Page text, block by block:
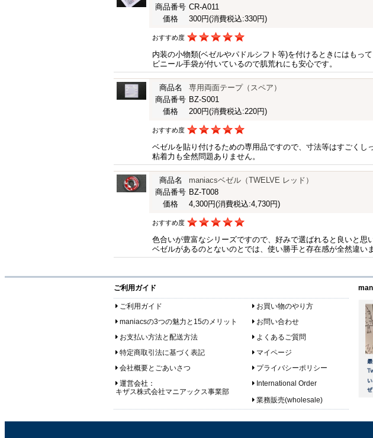
商品番号 CR-A011
価格
300円(消費税込:330円)
おすすめ度
内装の小物類(ベゼルやパドルシフト等)を付けるときにはもって
ビニール手袋が付いているので肌荒れにも安心です。
商品名
専用両面テープ（スペア）
商品番号 BZ-S001
価格
200円(消費税込:220円)
おすすめ度
ベゼルを貼り付けるための専用品ですので、寸法等はすごくし
粘着力も全然問題ありません。
商品名
maniacsベゼル（TWELVE レッド）
商品番号 BZ-T008
価格
4,300円(消費税込:4,730円)
おすすめ度
色合いが豊富なシリーズですので、好みで選ばれると良いと思
ベゼルがあるのとないのとでは、使い勝手と存在感が全然違いま
ご利用ガイド
ご利用ガイド
お買い物のやり方
maniacsの3つの魅力と15のメリット
お問い合わせ
お支払い方法と配送方法
よくあるご質問
特定商取引法に基づく表記
マイページ
会社概要とごあいさつ
プライバシーポリシー
運営会社：
キザス株式会社マニアックス事業部
International Order
業務販売(wholesale)